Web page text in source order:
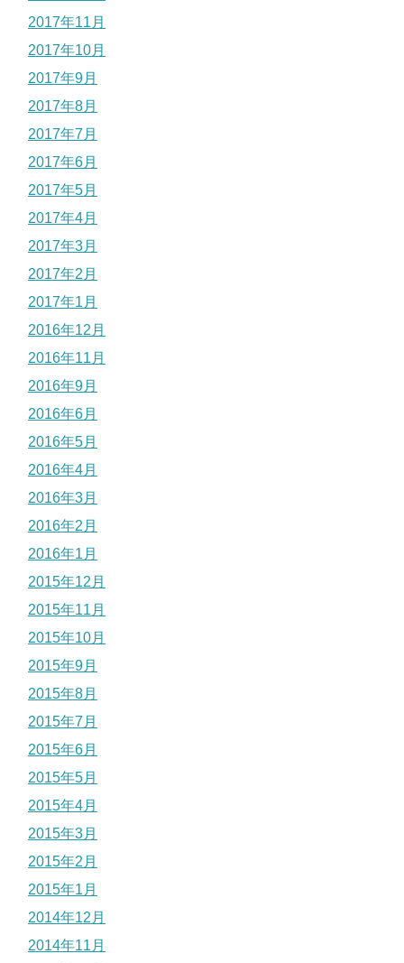
2017年11月
2017年10月
2017年9月
2017年8月
2017年7月
2017年6月
2017年5月
2017年4月
2017年3月
2017年2月
2017年1月
2016年12月
2016年11月
2016年9月
2016年6月
2016年5月
2016年4月
2016年3月
2016年2月
2016年1月
2015年12月
2015年11月
2015年10月
2015年9月
2015年8月
2015年7月
2015年6月
2015年5月
2015年4月
2015年3月
2015年2月
2015年1月
2014年12月
2014年11月